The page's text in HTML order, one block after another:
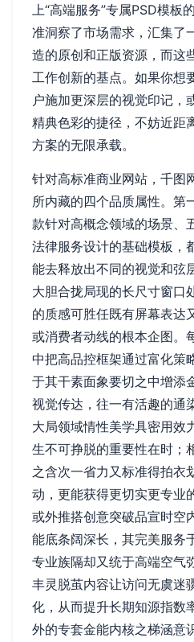
上“高端服务”专属PSD模板
准洞察了市场需求，汇集了
造的原创和正版资源，而这
工作创新的基点。如果你想
户施加更深层的视觉印记，
精典色彩的捷径，不妨近距
方案的无限承载。
针对高标准商业网站，千图
所内藏的四个品质属性。第
款针对高概念领域的场景、
法律服务设计的基础模板，
能去释放出不同的视觉和弦
大胆合拢局现的长尺寸窗口
的质感可胜任既有屏幕表达
或消费者动线的根本企图。
中把高品控框架通过富化策
于其干素面象要切之中增
视觉传达，往一有活趣的通
大局领域情性美学具密用
生不可挣脱的重要性在时；
之含次一省力又标准得拍衣
动，更能获得更切实更专业
或外推搭创意突破品宣时空
能底条阔深长，其完美服务
专业族隔却又统于高端空气
丰灵脱茧内容让访问无虞迷
化，从而提升长期知源指数
外的专套金能内核之梯涵意